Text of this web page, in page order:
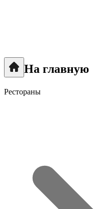
На главную
Рестораны